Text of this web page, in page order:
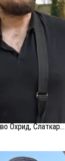
Охрид, Слаткар...